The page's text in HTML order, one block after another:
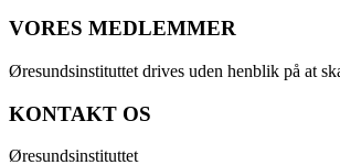
VORES MEDLEMMER
Øresundsinstituttet drives uden henblik på at
KONTAKT OS
Øresundsinstituttet